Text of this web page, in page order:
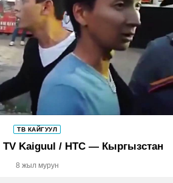
ТВ КАЙГУУЛ
Kaiguul / НТС — Кыргызстан
8 жыл мурун